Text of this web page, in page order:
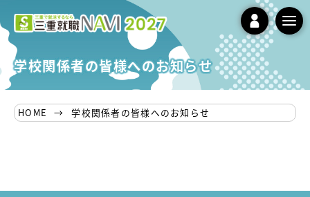
学校関係者の皆様へのお知らせ
HOME 学校関係者の皆様へのお知らせ